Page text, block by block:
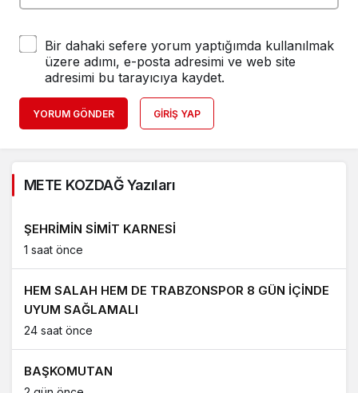
Bir dahaki sefere yorum yaptığımda kullanılmak
üzere adımı, e-posta adresimi ve web site
adresimi bu tarayıcıya kaydet.
YORUM GÖNDER GIRIŞ YAP
METE KOZDAĞ Yazıları
ŞEHRİMİN SİMİT KARNESİ
1 saat önce
HEM SALAH HEM DE TRABZONSPOR 8 GÜN İÇİNDE
UYUM SAĞLAMALI
24 saat önce
BAŞKOMUTAN